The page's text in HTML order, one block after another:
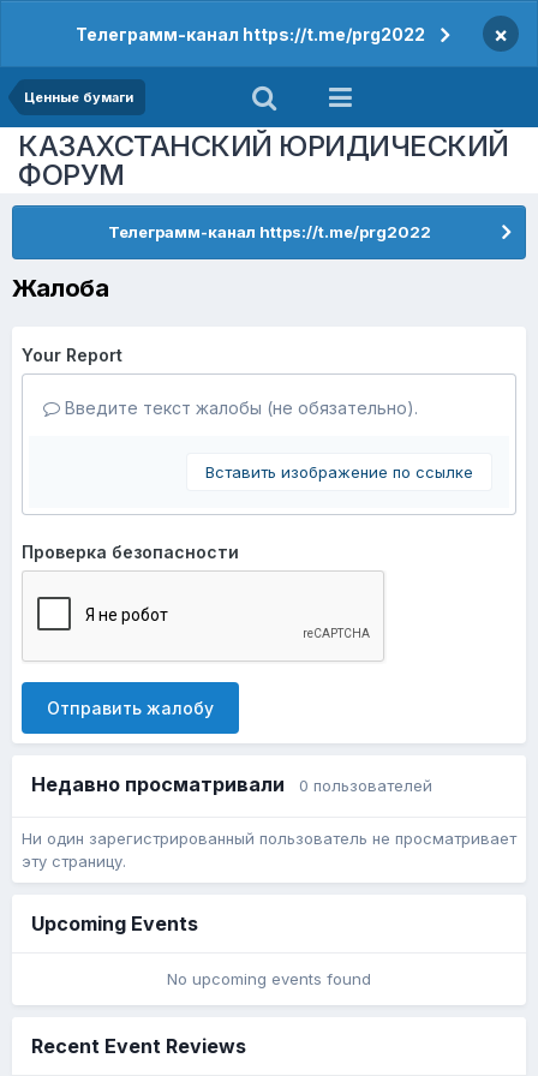
Телеграмм-канал https://t.me/prg2022 ×
Ценные бумаги
КАЗАХСТАНСКИЙ ЮРИДИЧЕСКИЙ
ФОРУМ
Телеграмм-канал https://t.me/prg2022
Жалоба
Your Report
Введите текст жалобы (не обязательно).
Вставить изображение по ссылке
Проверка безопасности
Отправить жалобу
Недавно просматривали 0 пользователей
Ни один зарегистрированный пользователь не просматривает
эту страницу.
Upcoming Events
No upcoming events found
Recent Event Reviews